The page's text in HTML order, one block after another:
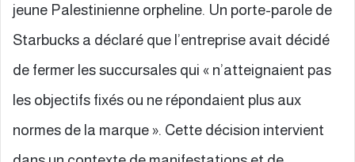
jeune Palestinienne orpheline. Un porte-parole de
Starbucks a déclaré que l’entreprise avait décidé
de fermer les succursales qui « n’atteignaient pas
les objectifs fixés ou ne répondaient plus aux
normes de la marque ». Cette décision intervient